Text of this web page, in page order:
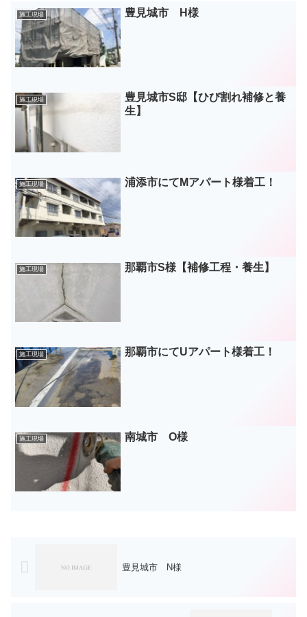
施工現場 豊見城市 H様
施工現場
豊見城市S邸【ひび割れ補修と養
生】
施工現場 浦添市にてMアパート様着工！
施工現場 那覇市S様【補修工程・養生】
施工現場 那覇市にてUアパート様着工！
施工現場 南城市 O様
豊見城市 N様